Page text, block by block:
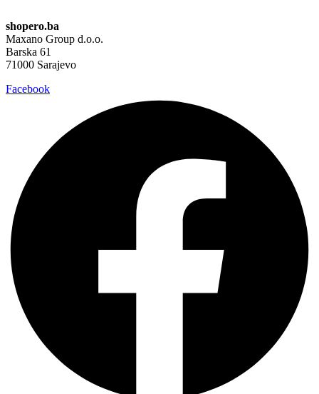
shopero.ba
Maxano Group d.o.o.
Barska 61
71000 Sarajevo
Facebook